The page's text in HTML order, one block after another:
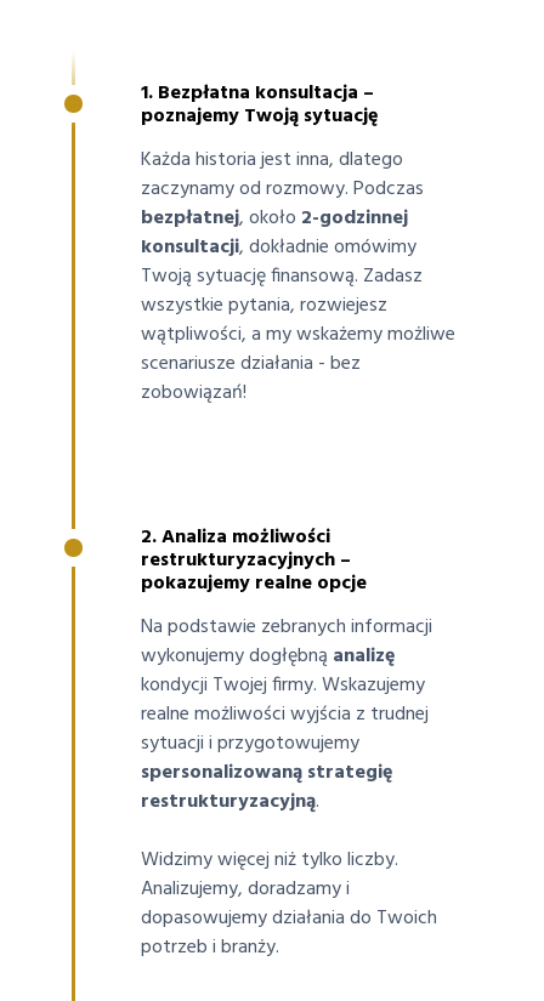
James was here
1. Bezpłatna konsultacja –
poznajemy Twoją sytuację
Każda historia jest inna, dlatego
zaczynamy od rozmowy. Podczas
bezpłatnej, około 2-godzinnej
konsultacji, dokładnie omówimy
Twoją sytuację finansową. Zadasz
wszystkie pytania, rozwiejesz
wątpliwości, a my wskażemy możliwe
scenariusze działania - bez
zobowiązań!
2. Analiza możliwości
restrukturyzacyjnych –
pokazujemy realne opcje
Na podstawie zebranych informacji
wykonujemy dogłębną analizę
kondycji Twojej firmy. Wskazujemy
realne możliwości wyjścia z trudnej
sytuacji i przygotowujemy
spersonalizowaną strategię
restrukturyzacyjną.
Widzimy więcej niż tylko liczby.
Analizujemy, doradzamy i
dopasowujemy działania do Twoich
potrzeb i branży.